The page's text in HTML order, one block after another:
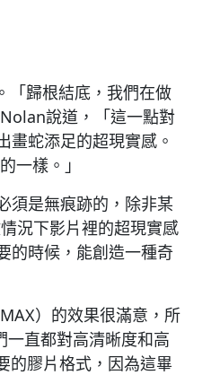
「歸根結底，我們在做
說道，「這一點對
畫蛇添足的超現實感。
一樣。」
須是無痕跡的，除非某
況下影片裡的超現實感
的時候，能創造一種奇
）的效果很滿意，所
直都對高清晰度和高
的膠片格式，因為這畢